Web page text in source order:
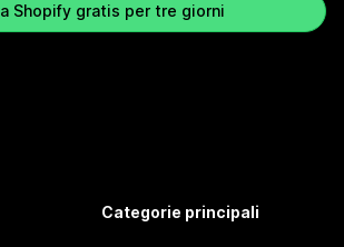
Shopify gratis per tre giorni
Categorie principali